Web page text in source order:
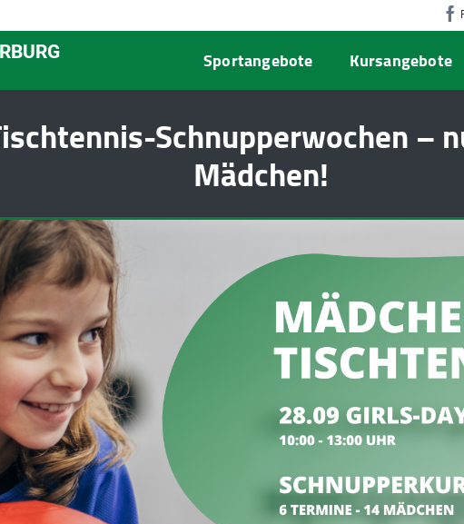
Sportangebote Kursangebote
Schnupperwochen –
Mädchen!